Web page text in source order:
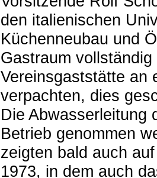
den italienischen
Küchenneubau und
Gastraum
Vereinsgaststätte an
verpachten, dies
Die Abwasserleitung
Betrieb genommen
zeigten bald auch
1973, in dem auch